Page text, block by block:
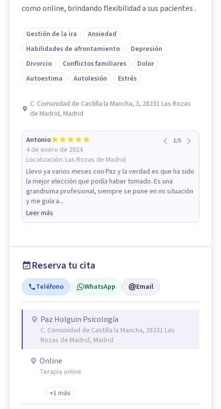
como online, brindando flexibilidad a sus pacientes .
Gestión de la ira
Ansiedad
Habilidades de afrontamiento
Depresión
Divorcio
Conflictos familiares
Dolor
Autoestima
Autolesión Estrés
C. Comunidad de Castilla la Mancha, 3, 28231 Las Rozas
de Madrid, Madrid
Antonio
4 de enero de 2024
Localización: Las Rozas de Madrid
1/5
Llevo ya varios meses con Paz y la verdad es que ha sido
la mejor elección que podía haber tomado. Es una
grandisima profesional, siempre se pone en mi situación
y me guía a...
Leer más
Reserva tu cita
Teléfono WhatsApp Email
Paz Holguin Psicología
C. Comunidad de Castilla la Mancha, 28231 Las
Rozas de Madrid, Madrid
Online
Terapia online
+1 más